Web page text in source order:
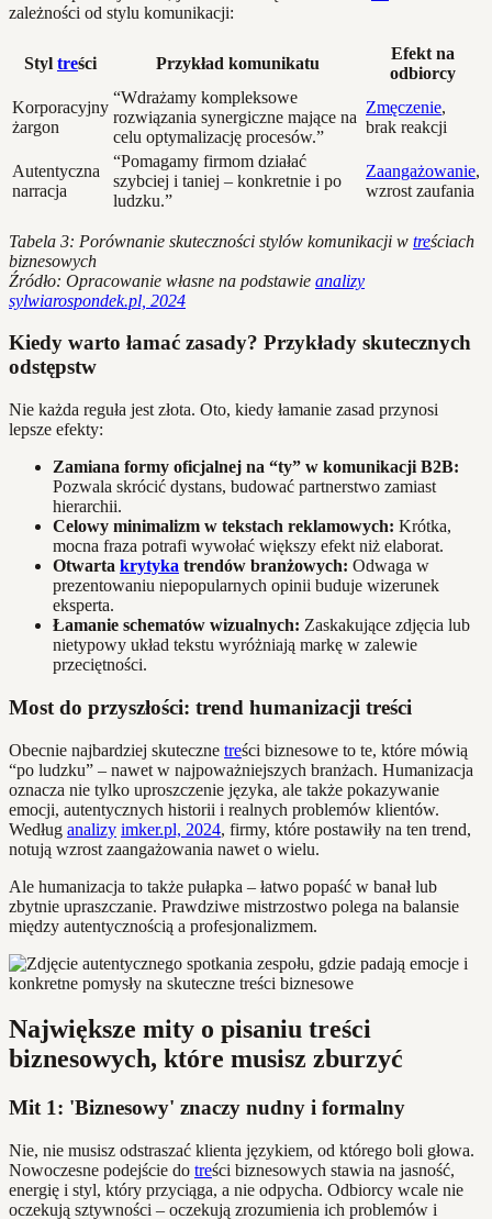
zależności od stylu komunikacji:
Styl treści Przykład komunikatu
Efekt na
odbiorcy
Korporacyjny
żargon
“Wdrażamy kompleksowe
rozwiązania synergiczne mające na
celu optymalizację procesów.”
Zmęczenie,
brak reakcji
Autentyczna
narracja
“Pomagamy firmom działać
szybciej i taniej – konkretnie i po
ludzku.”
Zaangażowanie,
wzrost zaufania
Tabela 3: Porównanie skuteczności stylów komunikacji w treściach
biznesowych
Źródło: Opracowanie własne na podstawie analizy
sylwiarospondek.pl, 2024
Kiedy warto łamać zasady? Przykłady skutecznych
odstępstw
Nie każda reguła jest złota. Oto, kiedy łamanie zasad przynosi
lepsze efekty:
Zamiana formy oficjalnej na “ty” w komunikacji B2B:
Pozwala skrócić dystans, budować partnerstwo zamiast
hierarchii.
Celowy minimalizm w tekstach reklamowych: Krótka,
mocna fraza potrafi wywołać większy efekt niż elaborat.
Otwarta krytyka trendów branżowych: Odwaga w
prezentowaniu niepopularnych opinii buduje wizerunek
eksperta.
Łamanie schematów wizualnych: Zaskakujące zdjęcia lub
nietypowy układ tekstu wyróżniają markę w zalewie
przeciętności.
Most do przyszłości: trend humanizacji treści
Obecnie najbardziej skuteczne treści biznesowe to te, które mówią
“po ludzku” – nawet w najpoważniejszych branżach. Humanizacja
oznacza nie tylko uproszczenie języka, ale także pokazywanie
emocji, autentycznych historii i realnych problemów klientów.
Według analizy imker.pl, 2024, firmy, które postawiły na ten trend,
notują wzrost zaangażowania nawet o wielu.
Ale humanizacja to także pułapka – łatwo popaść w banał lub
zbytnie upraszczanie. Prawdziwe mistrzostwo polega na balansie
między autentycznością a profesjonalizmem.
Największe mity o pisaniu treści
biznesowych, które musisz zburzyć
Mit 1: 'Biznesowy' znaczy nudny i formalny
Nie, nie musisz odstraszać klienta językiem, od którego boli głowa.
Nowoczesne podejście do treści biznesowych stawia na jasność,
energię i styl, który przyciąga, a nie odpycha. Odbiorcy wcale nie
oczekują sztywności – oczekują zrozumienia ich problemów i